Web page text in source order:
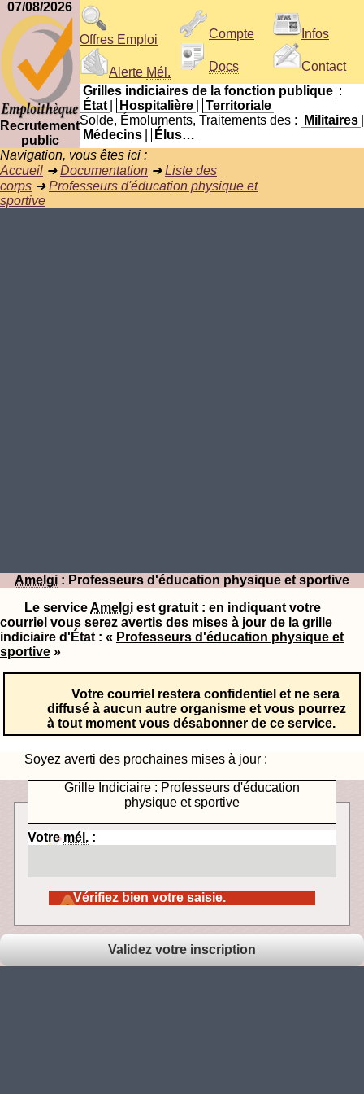
07/08/2026
Recrutement
public
Offres Emploi
Alerte Mél.
Compte
Docs
Infos
Contact
Grilles indiciaires de la fonction publique :
État
Hospitalière
Territoriale
Solde, Émoluments, Traitements des :
Militaires
Médecins
Élus…
Navigation, vous êtes ici :
Accueil ➜Documentation ➜Liste des
corps ➜Professeurs d'éducation physique et
sportive
Amelgi : Professeurs d'éducation physique et sportive
Le serviceAmelgi est gratuit : en indiquant votre
courriel vous serez avertis des mises à jour de la grille
indiciaire d'État : « Professeurs d'éducation physique et
sportive »
Votre courriel restera confidentiel et ne sera
diffusé à aucun autre organisme et vous pourrez
à tout moment vous désabonner de ce service.
Soyez averti des prochaines mises à jour :
Grille Indiciaire : Professeurs d'éducation
physique et sportive
Votremél.:
Vérifiez bien votre saisie.